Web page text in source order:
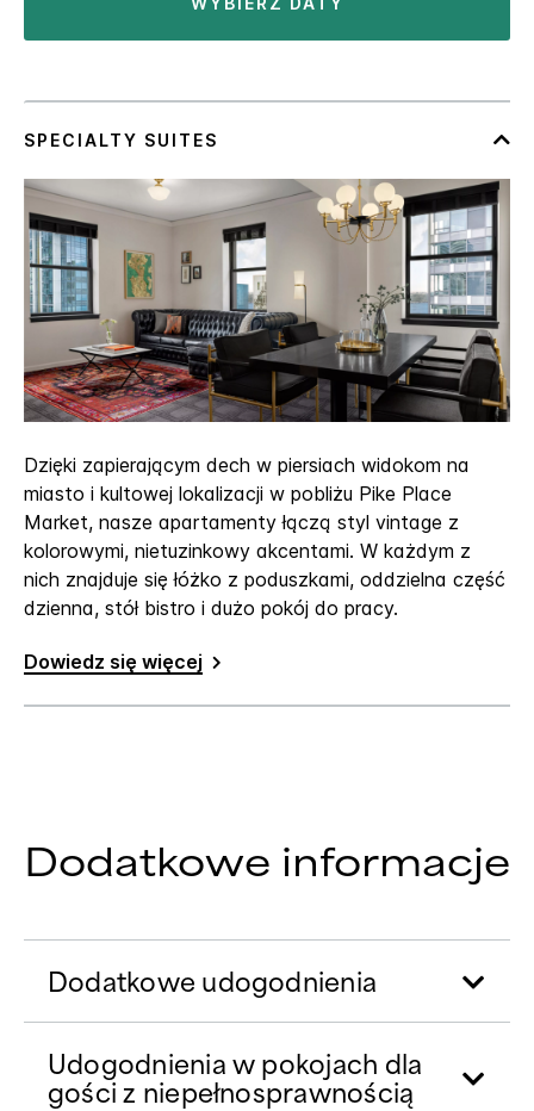
Dzięki zapierającym dech w piersiach widokom na
miasto i kultowej lokalizacji w pobliżu Pike Place
Market, nasze apartamenty łączą styl vintage z
kolorowymi, nietuzinkowy akcentami. W każdym z
nich znajduje się łóżko z poduszkami, oddzielna część
dzienna, stół bistro i dużo pokój do pracy.
Dowiedz się więcej
Dodatkowe informacje
Dodatkowe udogodnienia
Udogodnienia w pokojach dla
gości z niepełnosprawnością